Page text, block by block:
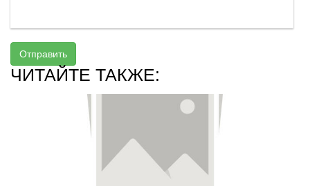
Отправить
ЧИТАЙТЕ ТАКЖЕ: